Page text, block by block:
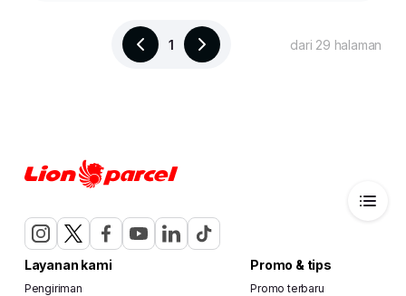
1 dari 29 halaman
Layanan kami
Pengiriman
Promo & tips
Promo terbaru